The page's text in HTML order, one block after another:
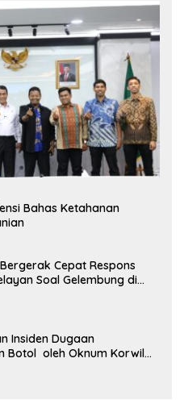
Bahas Ketahanan
Bergerak Cepat Respons
Soal Gelembung di
Insiden Dugaan
Botol oleh Oknum Korwil